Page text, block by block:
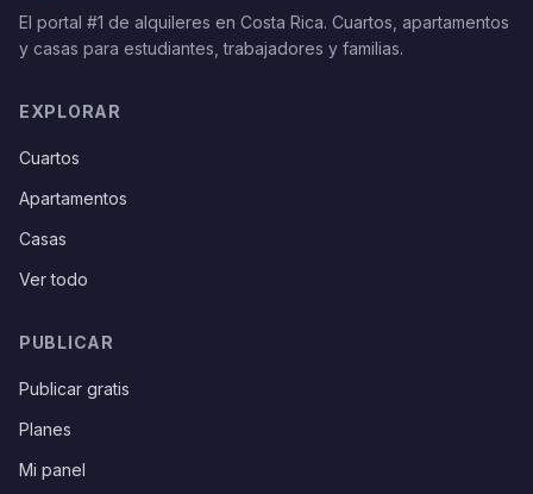
El portal #1 de alquileres en Costa Rica. Cuartos, apartamentos
y casas para estudiantes, trabajadores y familias.
EXPLORAR
Cuartos
Apartamentos
Casas
Ver todo
PUBLICAR
Publicar gratis
Planes
Mi panel